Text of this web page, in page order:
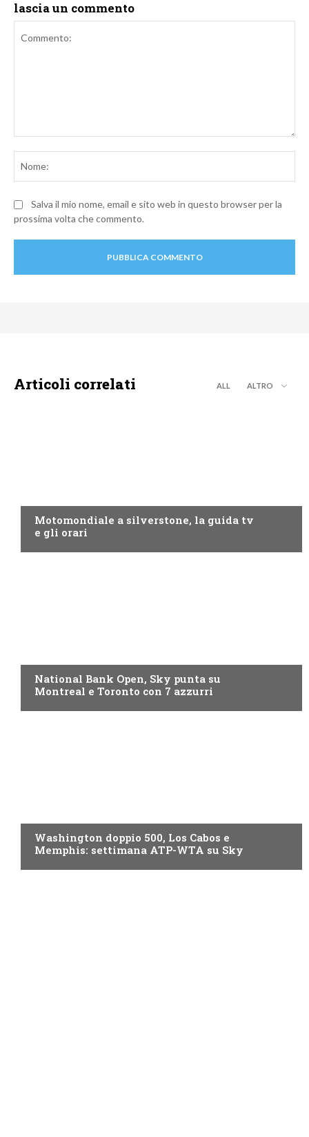
lascia un commento
Salva il mio nome, email e sito web in questo browser per la
prossima volta che commento.
Articoli correlati ALL ALTRO
Motomondiale a silverstone, la guida tv
e gli orari
National Bank Open, Sky punta su
Montreal e Toronto con 7 azzurri
Washington doppio 500, Los Cabos e
Memphis: settimana ATP-WTA su Sky